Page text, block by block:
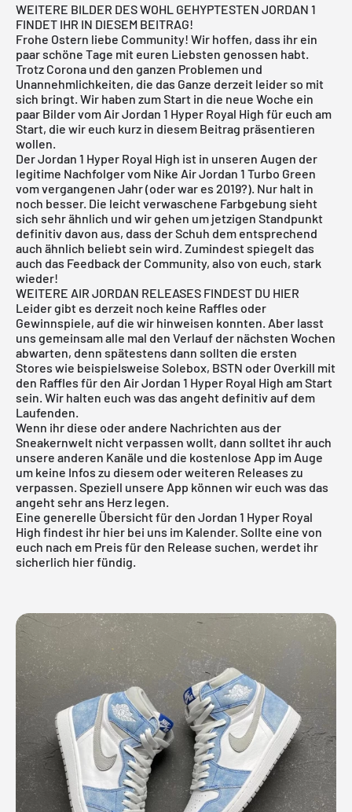
WEITERE BILDER DES WOHL GEHYPTESTEN JORDAN 1
FINDET IHR IN DIESEM BEITRAG!
Frohe Ostern liebe Community! Wir hoffen, dass ihr ein
paar schöne Tage mit euren Liebsten genossen habt.
Trotz Corona und den ganzen Problemen und
Unannehmlichkeiten, die das Ganze derzeit leider so mit
sich bringt. Wir haben zum Start in die neue Woche ein
paar Bilder vom Air Jordan 1 Hyper Royal High für euch am
Start, die wir euch kurz in diesem Beitrag präsentieren
wollen.
DerJordan 1 Hyper Royal High ist in unseren Augen der
legitime Nachfolger vom Nike Air Jordan 1 Turbo Green
vom vergangenen Jahr (oder war es 2019?). Nur halt in
noch besser. Die leicht verwaschene Farbgebung sieht
sich sehr ähnlich und wir gehen um jetzigen Standpunkt
definitiv davon aus, dass der Schuh dem entsprechend
auch ähnlich beliebt sein wird. Zumindest spiegelt das
auch das Feedback der Community, also von euch, stark
wieder!
WEITERE AIR JORDAN RELEASES FINDEST DU HIER
Leider gibt es derzeit noch keine Raffles oder
Gewinnspiele, auf die wir hinweisen konnten. Aber lasst
uns gemeinsam alle mal den Verlauf der nächsten Wochen
abwarten, denn spätestens dann sollten die ersten
Stores wie beispielsweise Solebox, BSTN oder Overkill mit
den Raffles für den Air Jordan 1 Hyper Royal High am Start
sein. Wir halten euch was das angeht definitiv auf dem
Laufenden.
Wenn ihr diese oder andere Nachrichten aus der
Sneakernwelt nicht verpassen wollt, dann solltet ihr auch
unsere anderen Kanäle und die kostenlose App im Auge
um keine Infos zu diesem oder weiteren Releases zu
verpassen. Speziell unsere App können wir euch was das
angeht sehr ans Herz legen.
Eine generelle Übersicht für den Jordan 1 Hyper Royal
High findest ihr hier bei uns im Kalender. Sollte eine von
euch nach em Preis für den Release suchen, werdet ihr
sicherlich hier fündig.